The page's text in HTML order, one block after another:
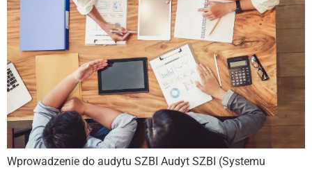
Wprowadzenie do audytu SZBI Audyt SZBI (Systemu